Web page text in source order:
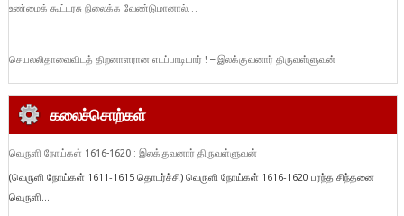
உண்மைக் கூட்டரசு நிலைக்க வேண்டுமானால்…
செயலலிதாவைவிடத் திறனாளரான எடப்பாடியார் ! – இலக்குவனார் திருவள்ளுவன்
கலைச்சொற்கள்
வெருளி நோய்கள் 1616-1620 : இலக்குவனார் திருவள்ளுவன்
(வெருளி நோய்கள் 1611-1615 தொடர்ச்சி) வெருளி நோய்கள் 1616-1620 பரந்த சிந்தனை
வெருளி...